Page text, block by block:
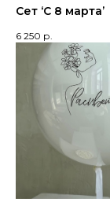
Сет ‘С 8 марта’
6 250 р.